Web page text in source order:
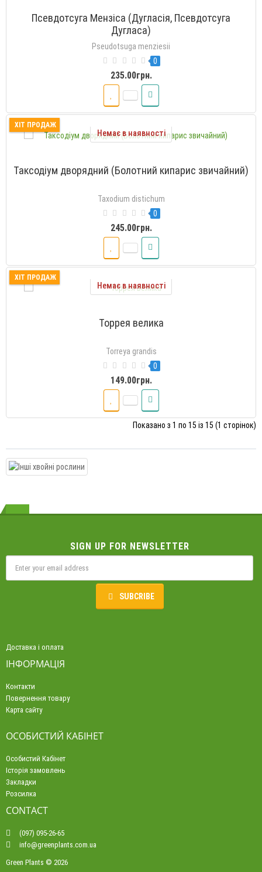
Псевдотсуга Мензіса (Дугласія, Псевдотсуга
Дугласа)
Pseudotsuga menziesii
0
235.00грн.
ХІТ ПРОДАЖ
Немає в наявності
Таксодіум дворядний (Болотний кипарис звичайний)
Taxodium distichum
0
245.00грн.
ХІТ ПРОДАЖ
Немає в наявності
Торрея велика
Torreya grandis
0
149.00грн.
Показано з 1 по 15 із 15 (1 сторінок)
SIGN UP FOR NEWSLETTER
SUBCRIBE
Доставка і оплата
ІНФОРМАЦІЯ
Контакти
Повернення товару
Карта сайту
ОСОБИСТИЙ КАБІНЕТ
Особистий Кабінет
Історія замовлень
Закладки
Розсилка
CONTACT
(097) 095-26-65
info@greenplants.com.ua
Green Plants © 2026